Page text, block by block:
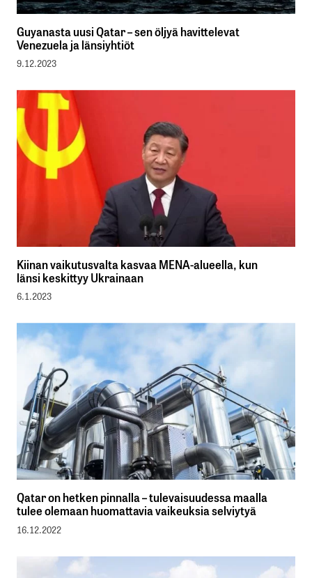
Guyanasta uusi Qatar – sen öljyä havittelevat
Venezuela ja länsiyhtiöt
9.12.2023
Kiinan vaikutusvalta kasvaa MENA-alueella, kun
länsi keskittyy Ukrainaan
6.1.2023
Qatar on hetken pinnalla – tulevaisuudessa maalla
tulee olemaan huomattavia vaikeuksia selviytyä
16.12.2022